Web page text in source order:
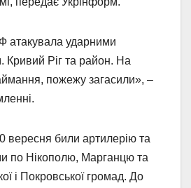
атакувала ударними
Кривий Ріг та район. На
пожежу загасили», –
вересня били артилерію та
по Нікополю, Марганцю та
і Покровської громад. До